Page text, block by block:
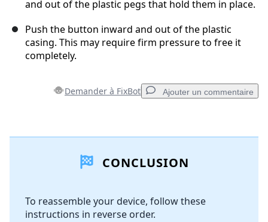
and out of the plastic pegs that hold them in place.
Push the button inward and out of the plastic
casing. This may require firm pressure to free it
completely.
Demander à FixBot Ajouter un commentaire
Ajouter un commentaire
Annuler Publier un commentaire
CONCLUSION
To reassemble your device, follow these
instructions in reverse order.